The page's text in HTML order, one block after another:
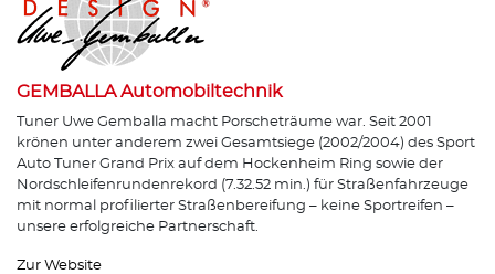
GEMBALLA Automobiltechnik
Tuner Uwe Gemballa macht Porscheträume war. Seit 2001
krönen unter anderem zwei Gesamtsiege (2002/2004) des Sport
Auto Tuner Grand Prix auf dem Hockenheim Ring sowie der
Nordschleifenrundenrekord (7.32.52 min.) für Straßenfahrzeuge
mit normal profilierter Straßenbereifung – keine Sportreifen –
unsere erfolgreiche Partnerschaft.
Zur Website